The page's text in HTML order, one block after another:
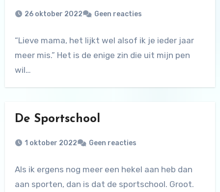
26 oktober 2022 Geen reacties
“Lieve mama, het lijkt wel alsof ik je ieder jaar
meer mis.” Het is de enige zin die uit mijn pen
wil…
De Sportschool
1 oktober 2022 Geen reacties
Als ik ergens nog meer een hekel aan heb dan
aan sporten, dan is dat de sportschool. Groot.